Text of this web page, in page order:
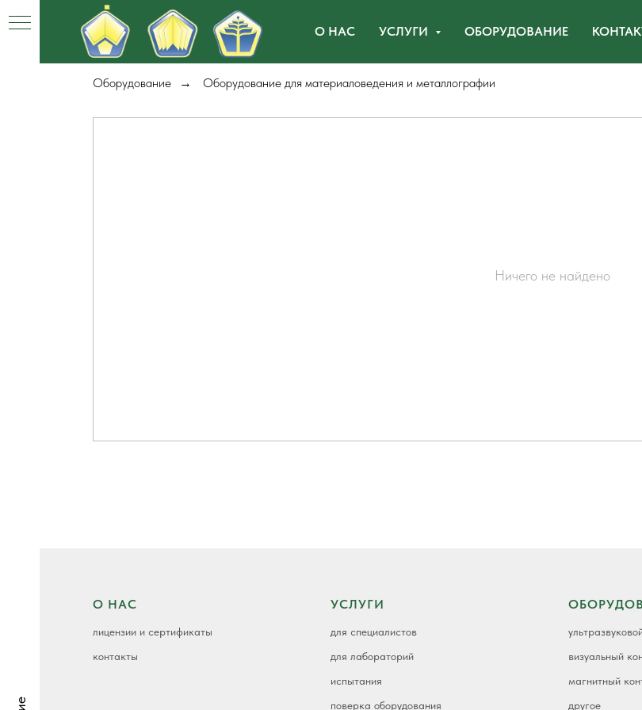
О НАС УСЛУГИ ОБОРУДОВАНИЕ
Оборудование → Оборудование для материаловедения и металлографии
Ничего не найдено
О НАС
лицензии и сертификаты
контакты
УСЛУГИ
для специалистов
для лабораторий
испытания
поверка оборудования
визуальный
магнитный
другое